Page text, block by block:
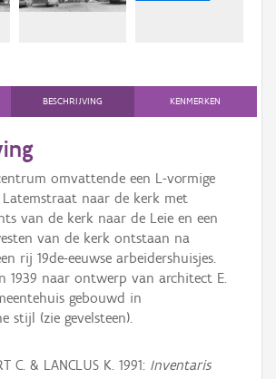
BESCHRIJVING KENMERKEN
omvattende een L-vormige
naar de kerk met
van de kerk naar de Leie en een
van de kerk ontstaan na
rij 19de-eeuwse arbeidershuisjes.
1939 naar ontwerp van architect E.
gebouwd in
stijl (zie gevelsteen).
C. & LANCLUS K. 1991: Inventaris